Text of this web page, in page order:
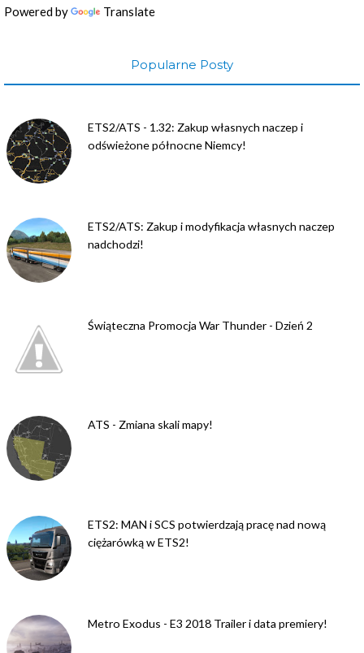
Powered by Translate
Popularne Posty
ETS2/ATS - 1.32: Zakup własnych naczep i
odświeżone północne Niemcy!
ETS2/ATS: Zakup i modyfikacja własnych naczep
nadchodzi!
Świąteczna Promocja War Thunder - Dzień 2
ATS - Zmiana skali mapy!
ETS2: MAN i SCS potwierdzają pracę nad nową
ciężarówką w ETS2!
Metro Exodus - E3 2018 Trailer i data premiery!